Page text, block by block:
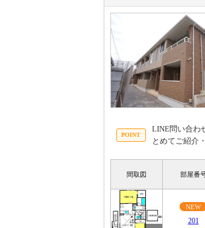
LINE問い合わ
とめてご紹介
間取図 部屋番
NEW
201